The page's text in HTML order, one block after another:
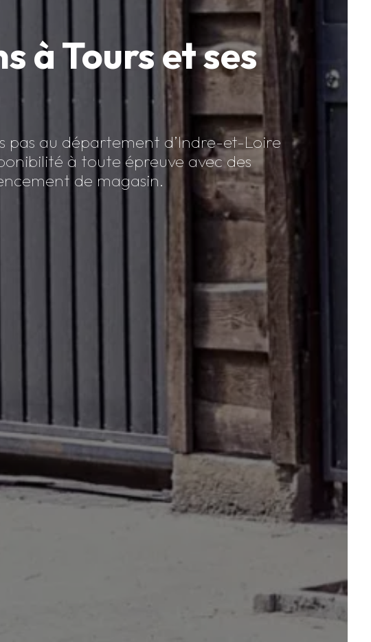
à Tours et ses
pas au département d’Indre-et-Loire
à toute épreuve avec des
de magasin.